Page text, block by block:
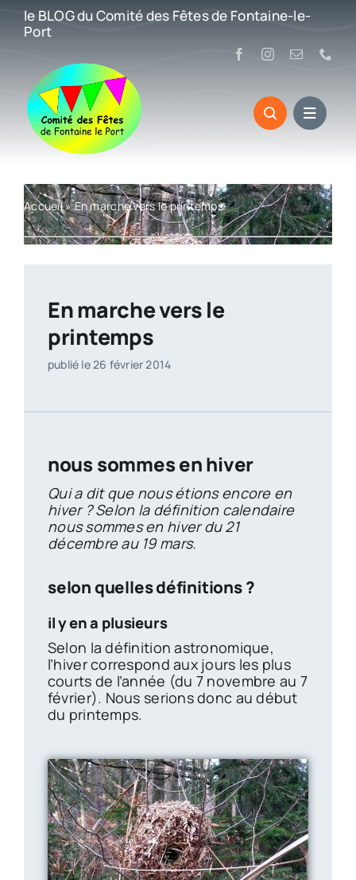
Passer
contenu
le BLOG du Comité des Fêtes de Fontaine-le-
Port
Accueil»En marche vers le printemps
En marche vers le
printemps
publié le 26 février 2014
nous sommes en hiver
Qui a dit que nous étions encore en
hiver ? Selon la définition calendaire
nous sommes en hiver du 21
décembre au 19 mars.
selon quelles définitions ?
il y en a plusieurs
Selon la définition astronomique,
l’hiver correspond aux jours les plus
courts de l’année (du 7 novembre au 7
février). Nous serions donc au début
du printemps.